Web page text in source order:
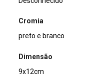
Cromia
preto e branco
Dimensão
9x12cm